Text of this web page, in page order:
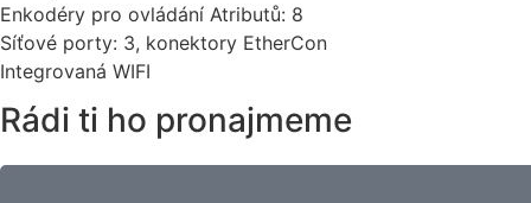
Enkodéry pro ovládání Atributů: 8
Síťové porty: 3, konektory EtherCon
Integrovaná WIFI
Rádi ti ho pronajmeme